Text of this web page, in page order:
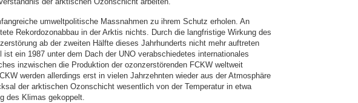
umweltpolitische Massnahmen zu ihrem Schutz erholen. An
Rekordozonabbau in der Arktis nichts. Durch die langfristige Wirkung des
ab der zweiten Hälfte dieses Jahrhunderts nicht mehr auftreten
ein 1987 unter dem Dach der UNO verabschiedetes internationales
inzwischen die Produktion der ozonzerstörenden FCKW weltweit
werden allerdings erst in vielen Jahrzehnten wieder aus der Atmosphäre
der arktischen Ozonschicht wesentlich von der Temperatur in etwa
des Klimas gekoppelt.